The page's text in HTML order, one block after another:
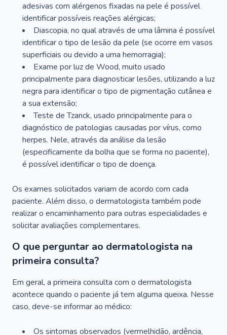
adesivas com alérgenos fixadas na pele é possível
identificar possíveis reações alérgicas;
Diascopia, no qual através de uma lâmina é possível
identificar o tipo de lesão da pele (se ocorre em vasos
superficiais ou devido a uma hemorragia);
Exame por luz de Wood, muito usado
principalmente para diagnosticar lesões, utilizando a luz
negra para identificar o tipo de pigmentação cutânea e
a sua extensão;
Teste de Tzanck, usado principalmente para o
diagnóstico de patologias causadas por vírus, como
herpes. Nele, através da análise da lesão
(especificamente da bolha que se forma no paciente),
é possível identificar o tipo de doença.
Os exames solicitados variam de acordo com cada
paciente. Além disso, o dermatologista também pode
realizar o encaminhamento para outras especialidades e
solicitar avaliações complementares.
O que perguntar ao dermatologista na
primeira consulta?
Em geral, a primeira consulta com o dermatologista
acontece quando o paciente já tem alguma queixa. Nesse
caso, deve-se informar ao médico:
Os sintomas observados (vermelhidão, ardência,